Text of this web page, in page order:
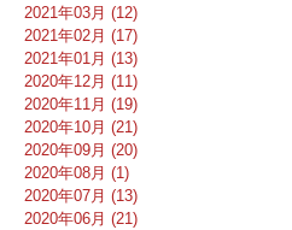
2021年03月 (12)
2021年02月 (17)
2021年01月 (13)
2020年12月 (11)
2020年11月 (19)
2020年10月 (21)
2020年09月 (20)
2020年08月 (1)
2020年07月 (13)
2020年06月 (21)